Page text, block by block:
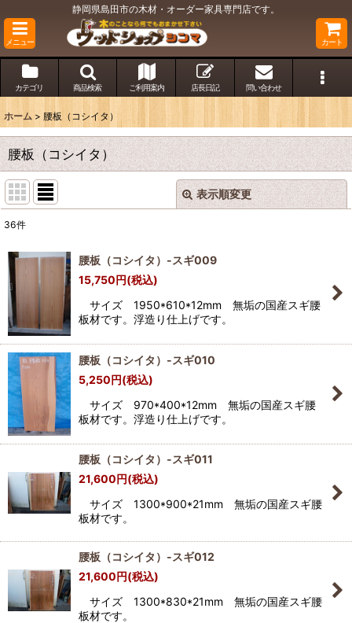
静岡県島田市の木材・オーダー家具専門店です。
メニュー カート
カテゴリ 商品検索 ご利用案内 店長日記 問い合わせ
ホーム > 腰板（コシイタ）
腰板（コシイタ）
表示順変更
並び順
絞り込む
閉じる
36件
腰板（コシイタ）-スギ009
15,750円(税込)
サイズ 1950*610*12mm 無垢の国産スギ腰
板材です。浮造り仕上げです。
腰板（コシイタ）-スギ010
5,250円(税込)
サイズ 970*400*12mm 無垢の国産スギ腰
板材です。浮造り仕上げです。
腰板（コシイタ）-スギ011
21,600円(税込)
サイズ 1300*900*21mm 無垢の国産スギ腰
板材です。
腰板（コシイタ）-スギ012
21,600円(税込)
サイズ 1300*830*21mm 無垢の国産スギ腰
板材です。